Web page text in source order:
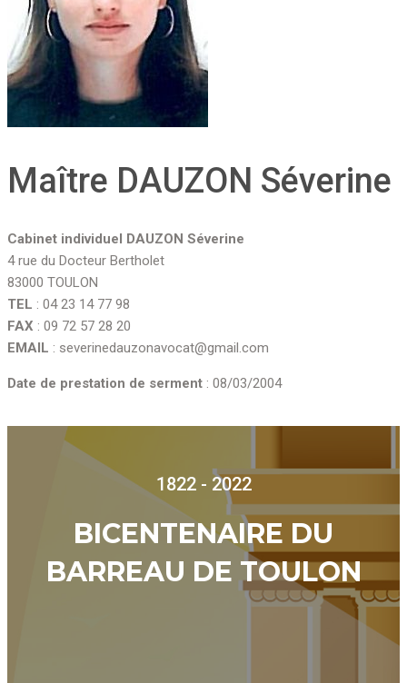
Maître DAUZON Séverine
Cabinet individuel DAUZON Séverine
4 rue du Docteur Bertholet
83000 TOULON
TEL : 04 23 14 77 98
FAX : 09 72 57 28 20
EMAIL : severinedauzonavocat@gmail.com
Date de prestation de serment : 08/03/2004
1822 - 2022
BICENTENAIRE DU
BARREAU DE TOULON